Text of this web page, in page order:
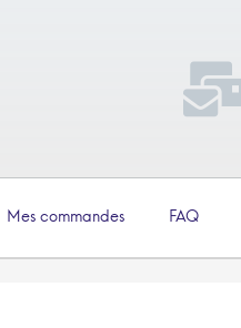
Mes commandes FAQ